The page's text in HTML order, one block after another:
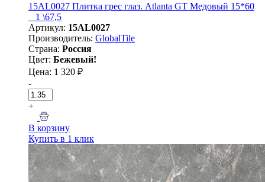
15AL0027 Плитка грес глаз. Atlanta GT Медовый 15*60
_ 1 \67,5
Артикул: 15AL0027
Производитель: GlobalTile
Страна: Россия
Цвет: Бежевый!
Цена: 1 320 ₽
-
+
В корзину
Купить в 1 клик